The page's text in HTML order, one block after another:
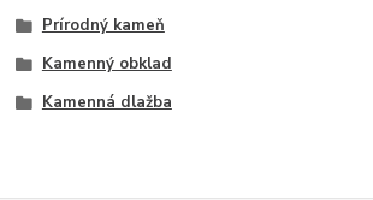
Prírodný kameň
Kamenný obklad
Kamenná dlažba